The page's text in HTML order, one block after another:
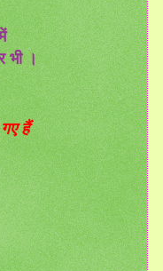
भी ।
हैं